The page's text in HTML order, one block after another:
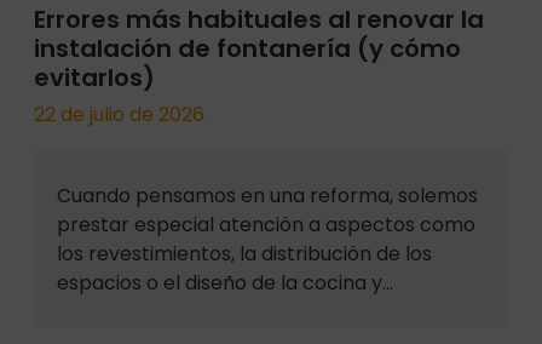
Errores más habituales al renovar la
instalación de fontanería (y cómo
evitarlos)
22 de julio de 2026
Cuando pensamos en una reforma, solemos
prestar especial atención a aspectos como
los revestimientos, la distribución de los
espacios o el diseño de la cocina y…